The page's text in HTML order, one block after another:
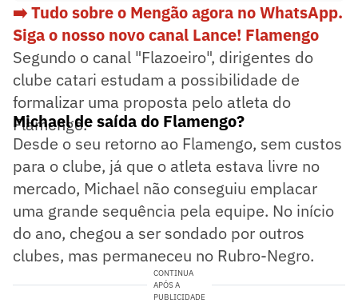
➡️ Tudo sobre o Mengão agora no WhatsApp.
Siga o nosso novo canal Lance! Flamengo
Segundo o canal "Flazoeiro", dirigentes do
clube catari estudam a possibilidade de
formalizar uma proposta pelo atleta do
Flamengo.
Michael de saída do Flamengo?
Desde o seu retorno ao Flamengo, sem custos
para o clube, já que o atleta estava livre no
mercado, Michael não conseguiu emplacar
uma grande sequência pela equipe. No início
do ano, chegou a ser sondado por outros
clubes, mas permaneceu no Rubro-Negro.
CONTINUA
APÓS A
PUBLICIDADE